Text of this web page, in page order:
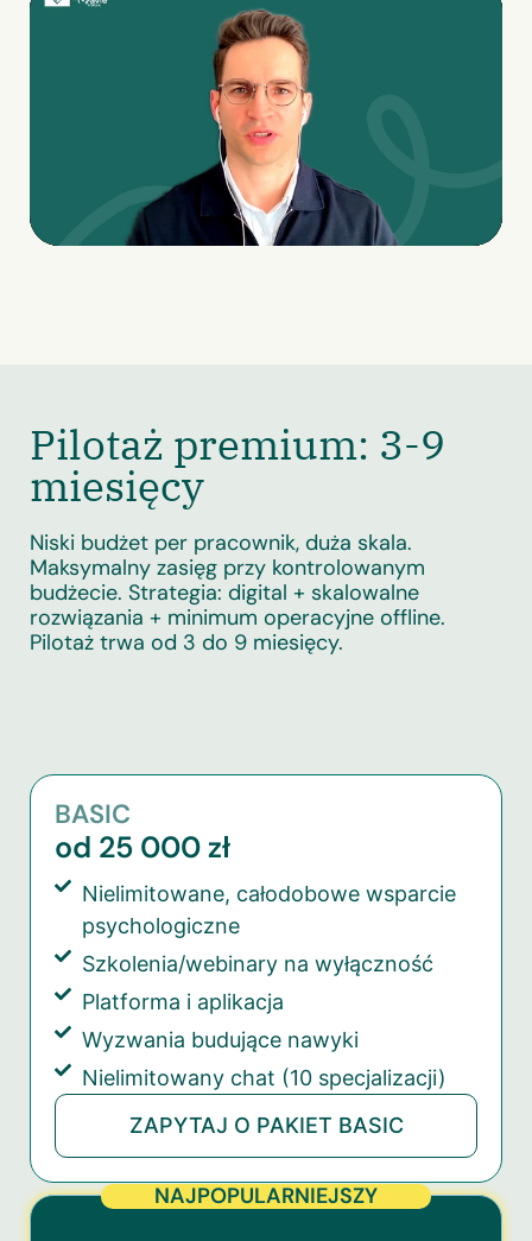
Pilotaż premium: 3-9
miesięcy
Niski budżet per pracownik, duża skala.
Maksymalny zasięg przy kontrolowanym
budżecie. Strategia: digital + skalowalne
rozwiązania + minimum operacyjne offline.
Pilotaż trwa od 3 do 9 miesięcy.
BASIC
od 25 000 zł
Nielimitowane, całodobowe wsparcie
psychologiczne
Szkolenia/webinary na wyłączność
Platforma i aplikacja
Wyzwania budujące nawyki
Nielimitowany chat (10 specjalizacji)
ZAPYTAJ O PAKIET BASIC
NAJPOPULARNIEJSZY